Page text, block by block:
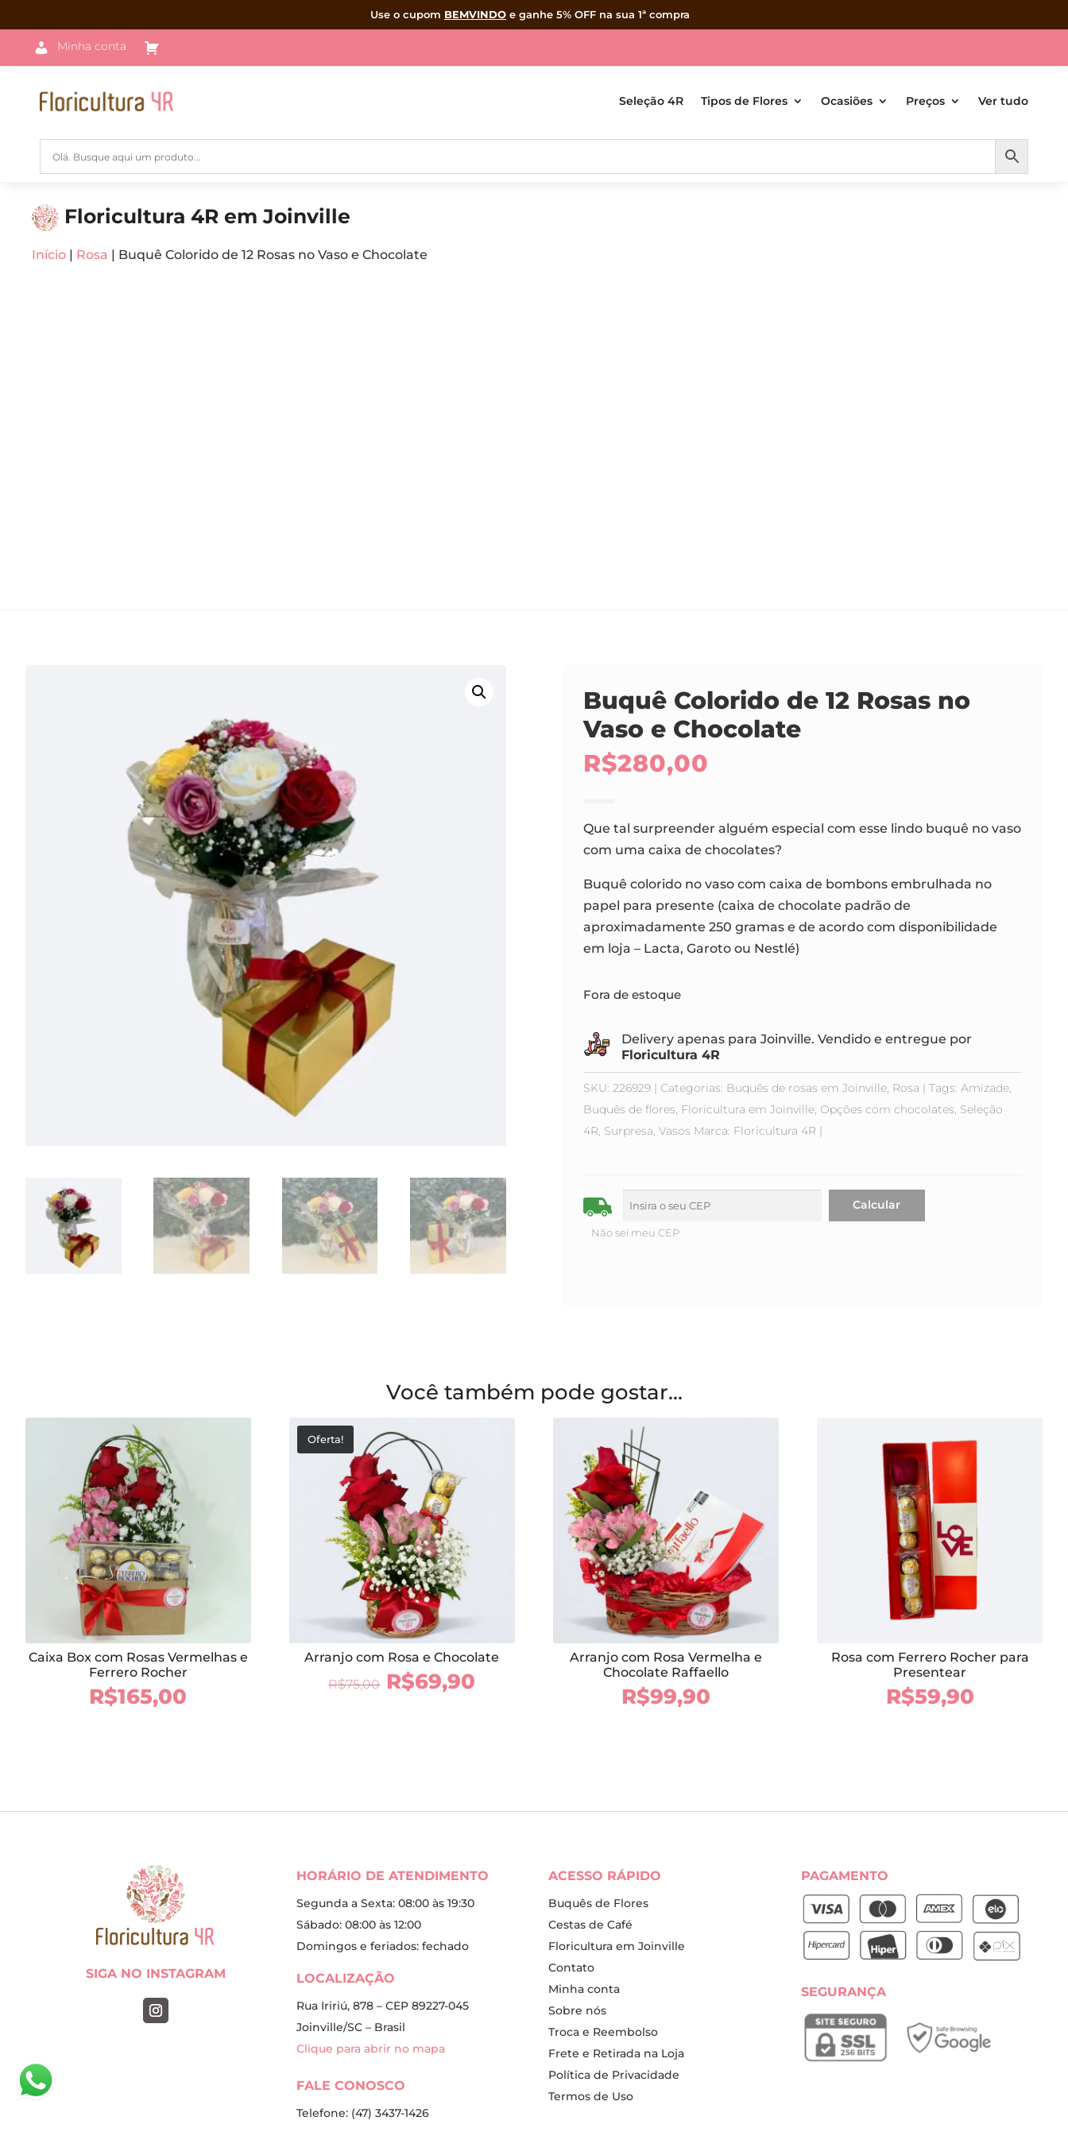
Use o cupom BEMVINDO e ganhe 5% OFF na sua 1ª compra
Minha conta
Seleção 4R Tipos de Flores Ocasiões Preços Ver tudo
Floricultura 4R em Joinville
Início | Rosa | Buquê Colorido de 12 Rosas no Vaso e Chocolate
Buquê Colorido de 12 Rosas no
Vaso e Chocolate
R$280,00
Que tal surpreender alguém especial com esse lindo buquê no vaso
com uma caixa de chocolates?
Buquê colorido no vaso com caixa de bombons embrulhada no
papel para presente (caixa de chocolate padrão de
aproximadamente 250 gramas e de acordo com disponibilidade
em loja – Lacta, Garoto ou Nestlé)
Fora de estoque
Delivery apenas para Joinville. Vendido e entregue por
Floricultura 4R
SKU:226929 Categorias: Buquês de rosas em Joinville, Rosa Tags:Amizade,
Buquês de flores, Floricultura em Joinville, Opções com chocolates, Seleção
4R, Surpresa,Vasos Marca: Floricultura 4R
Não sei meu CEP
Você também pode gostar...
Caixa Box com Rosas Vermelhas e
Ferrero Rocher
R$165,00
Oferta!
Arranjo com Rosa e Chocolate
R$75,00 O
R$69,90
Arranjo com Rosa Vermelha e
Chocolate Raffaello
R$99,90
Rosa com Ferrero Rocher para
Presentear
R$59,90
SIGA NO INSTAGRAM
HORÁRIO DE ATENDIMENTO
Segunda a Sexta: 08:00 às 19:30
Sábado: 08:00 às 12:00
Domingos e feriados: fechado
LOCALIZAÇÃO
Rua Iririú, 878 – CEP 89227-045
Joinville/SC – Brasil
Clique para abrir no mapa
FALE CONOSCO
Telefone: (47) 3437-1426
ACESSO RÁPIDO
Buquês de Flores
Cestas de Café
Floricultura em Joinville
Contato
Minha conta
Sobre nós
Troca e Reembolso
Frete e Retirada na Loja
Política de Privacidade
Termos de Uso
PAGAMENTO
SEGURANÇA